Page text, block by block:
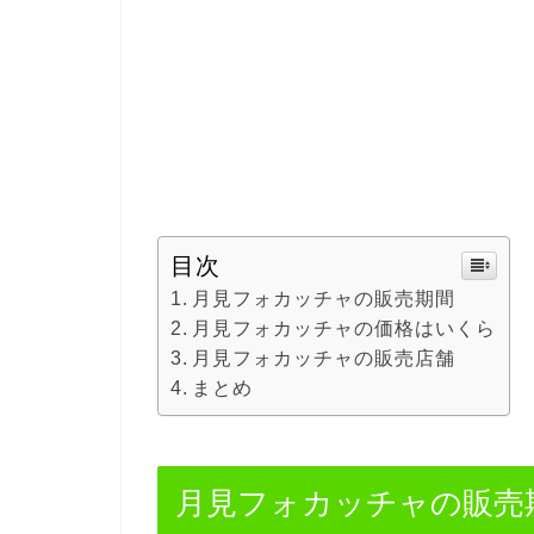
目次
月見フォカッチャの販売期間
月見フォカッチャの価格はいくら
月見フォカッチャの販売店舗
まとめ
月見フォカッチャの販売